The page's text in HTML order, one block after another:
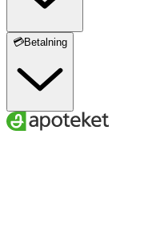
💳Betalning